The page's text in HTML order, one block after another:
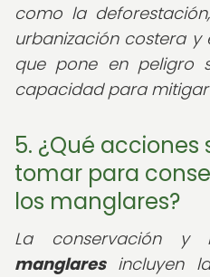
como la
urbanización costera
que pone en peligro
capacidad para
5. ¿Qué acciones
tomar para
los manglares?
La conservación y
manglaresincluyen